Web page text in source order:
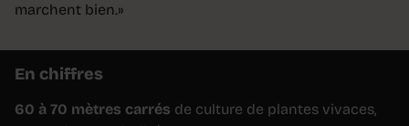
marchent bien.»
En chiffres
60 à 70 mètres carrés de culture de plantes vivaces,